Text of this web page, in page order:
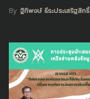
By ฐิทิพงษ์ ธีระประเสริฐสิทธิ์